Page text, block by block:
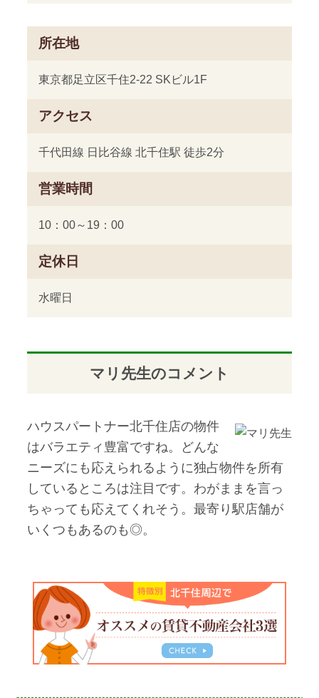
所在地
東京都足立区千住2-22 SKビル1F
アクセス
千代田線 日比谷線 北千住駅 徒歩2分
営業時間
10：00～19：00
定休日
水曜日
マリ先生のコメント
ハウスパートナー北千住店の物件
はバラエティ豊富ですね。どんな
ニーズにも応えられるように独占物件を所有
しているところは注目です。わがままを言っ
ちゃっても応えてくれそう。最寄り駅店舗が
いくつもあるのも◎。